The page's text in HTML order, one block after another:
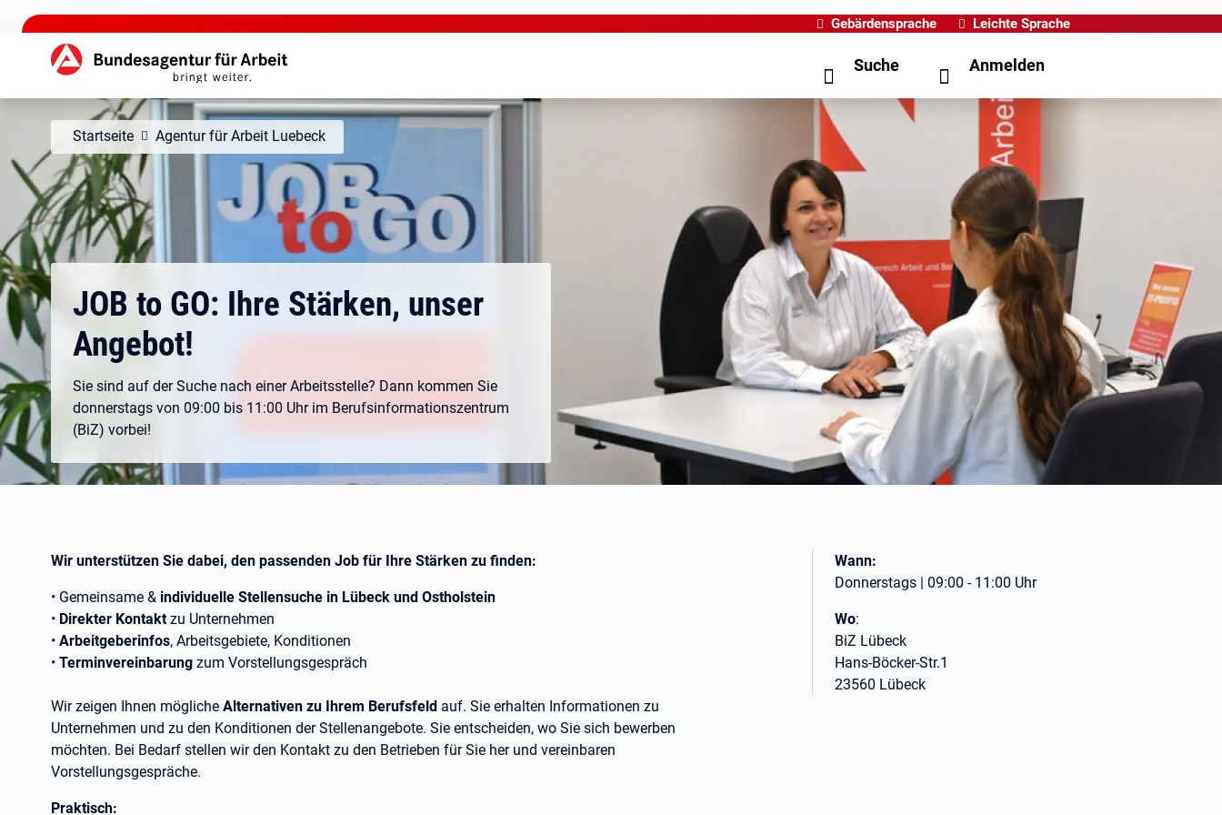
zu den Hauptinhalten springen
Gebärdensprache Leichte Sprache
Hauptnavigation Suche Anmelden
Startseite Agentur für Arbeit Luebeck
JOB to GO: Ihre Stärken, unser
Angebot!
Sie sind auf der Suche nach einer Arbeitsstelle? Dann kommen Sie
donnerstags von 09:00 bis 11:00 Uhr im Berufsinformationszentrum
(BiZ) vorbei!
Wir unterstützen Sie dabei, den passenden Job für Ihre Stärken zu finden:
• Gemeinsame & individuelle Stellensuche in Lübeck und Ostholstein
• Direkter Kontaktzu Unternehmen
• Arbeitgeberinfos, Arbeitsgebiete, Konditionen
• Terminvereinbarung zum Vorstellungsgespräch
Wir zeigen Ihnen mögliche Alternativen zu Ihrem Berufsfeld auf. Sie erhalten Informationen zu
Unternehmen und zu den Konditionen der Stellenangebote. Sie entscheiden, wo Sie sich bewerben
möchten. Bei Bedarf stellen wir den Kontakt zu den Betrieben für Sie her und vereinbaren
Vorstellungsgespräche.
Praktisch:
Wann:
Donnerstags | 09:00 - 11:00 Uhr
Wo:
BiZ Lübeck
Hans-Böcker-Str.1
23560 Lübeck